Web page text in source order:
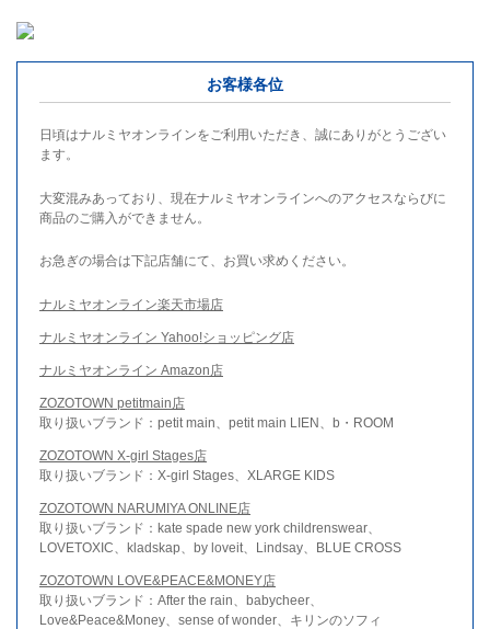
お客様各位
日頃はナルミヤオンラインをご利用いただき、誠にありがとうござい
ます。
大変混みあっており、現在ナルミヤオンラインへのアクセスならびに
商品のご購入ができません。
お急ぎの場合は下記店舗にて、お買い求めください。
ナルミヤオンライン楽天市場店
ナルミヤオンライン Yahoo!ショッピング店
ナルミヤオンライン Amazon店
ZOZOTOWN petitmain店
取り扱いブランド：petit main、petit main LIEN、b・ROOM
ZOZOTOWN X-girl Stages店
取り扱いブランド：X-girl Stages、XLARGE KIDS
ZOZOTOWN NARUMIYA ONLINE店
取り扱いブランド：kate spade new york childrenswear、
LOVETOXIC、kladskap、by loveit、Lindsay、BLUE CROSS
ZOZOTOWN LOVE&PEACE&MONEY店
取り扱いブランド：After the rain、babycheer、
Love&Peace&Money、sense of wonder、キリンのソフィ